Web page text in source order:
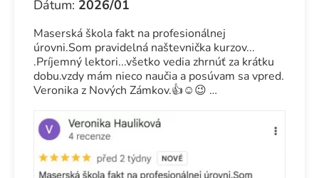
Dátum: 2026/01
Maserská škola fakt na profesionálnej
úrovni.Som pravidelná naštevnička kurzov...
.Príjemný lektori...všetko vedia zhrnúť za krátku
dobu.vzdy mám nieco naučia a posúvam sa vpred.
Veronika z Nových Zámkov.👍☺️😉 …